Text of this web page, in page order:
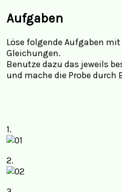
Aufgaben
Löse folgende Aufgaben
Gleichungen.
Benutze dazu das jeweils
und mache die Probe durch
1.
2.